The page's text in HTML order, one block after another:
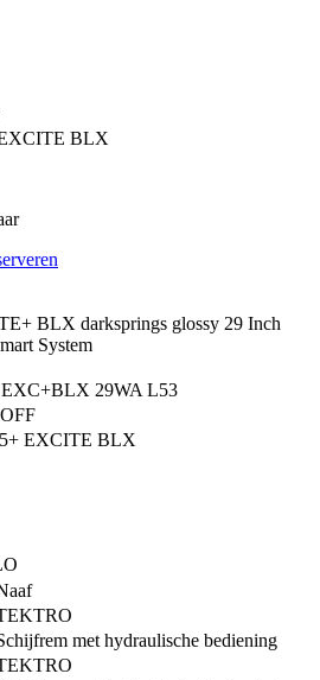
BLX
BLX darksprings glossy 29 Inch
System
29WA L53
EXCITE BLX
met hydraulische bediening